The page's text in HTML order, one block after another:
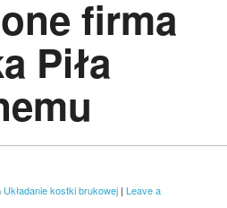
firma
Piła
Układanie kostki brukowej | Leave a